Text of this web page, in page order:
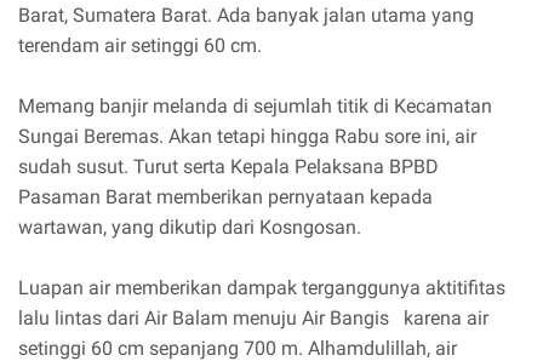
Barat, Sumatera Barat. Ada banyak jalan utama yang
terendam air setinggi 60 cm.
Memang banjir melanda di sejumlah titik di Kecamatan
Sungai Beremas. Akan tetapi hingga Rabu sore ini, air
sudah susut. Turut serta Kepala Pelaksana BPBD
Pasaman Barat memberikan pernyataan kepada
wartawan, yang dikutip dari Kosngosan.
Luapan air memberikan dampak terganggunya aktitifitas
lalu lintas dari Air Balam menuju Air Bangis karena air
setinggi 60 cm sepanjang 700 m. Alhamdulillah, air